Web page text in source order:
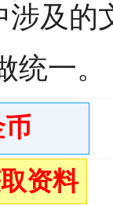
涉及的
统一。
资料